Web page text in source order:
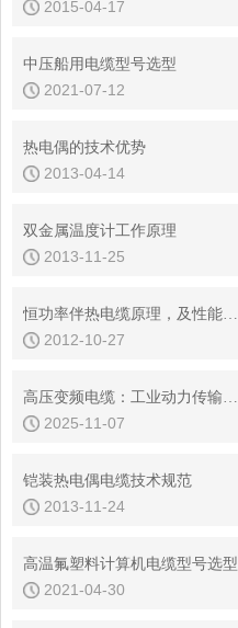
2015-04-17
中压船用电缆型号选型
2021-07-12
热电偶的技术优势
2013-04-14
双金属温度计工作原理
2013-11-25
恒功率伴热电缆原理，及性能和特点
2012-10-27
高压变频电缆：工业动力传输的精准纽带
2025-11-07
铠装热电偶电缆技术规范
2013-11-24
高温氟塑料计算机电缆型号选型
2021-04-30